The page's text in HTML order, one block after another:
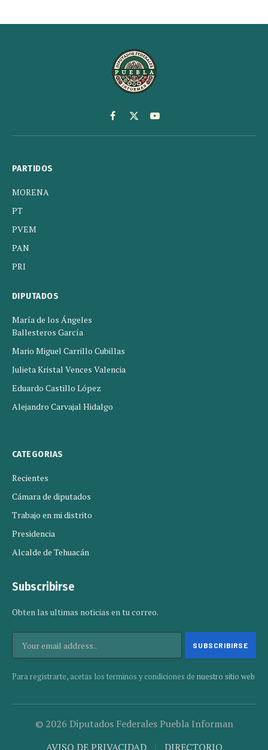
Facebook
X
(Twitter)
YouTube
PARTIDOS
MORENA
PT
PVEM
PAN
PRI
DIPUTADOS
María de los Ángeles
Ballesteros García
Mario Miguel Carrillo Cubillas
Julieta Kristal Vences Valencia
Eduardo Castillo López
Alejandro Carvajal Hidalgo
CATEGORIAS
Recientes
Cámara de diputados
Trabajo en mi distrito
Presidencia
Alcalde de Tehuacán
Subscribirse
Obten las ultimas noticias en tu correo.
Para registrarte, acetas los terminos y condiciones de nuestro sitio web
© 2026 Diputados Federales Puebla Informan
AVISO DE PRIVACIDAD
DIRECTORIO